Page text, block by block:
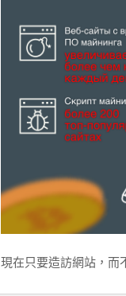
現在只要造訪網站，而